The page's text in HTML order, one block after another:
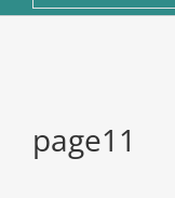
page11